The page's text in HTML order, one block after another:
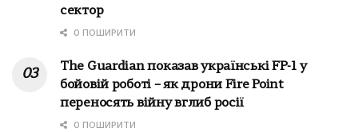
сектор
0 ПОШИРИТИ
The Guardian показав українські FP-1 у
бойовій роботі – як дрони Fire Point
переносять війну вглиб росії
0 ПОШИРИТИ